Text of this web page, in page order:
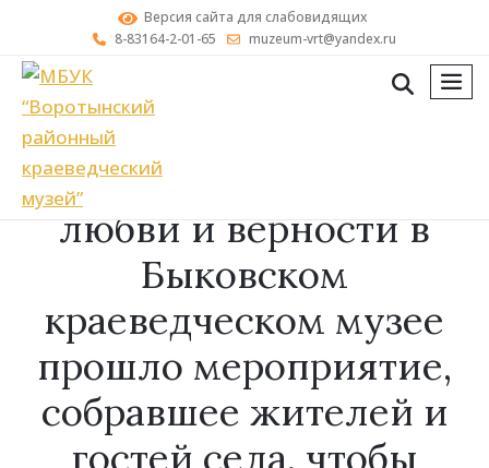
Версия сайта для слабовидящих
8-83164-2-01-65
muzeum-vrt@yandex.ru
8 июля в День семьи,
любви и верности в
Быковском
краеведческом музее
прошло мероприятие,
собравшее жителей и
гостей села, чтобы